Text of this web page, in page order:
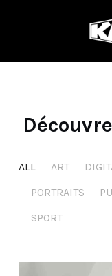
ALL ART
PORTRAITS
SPORT